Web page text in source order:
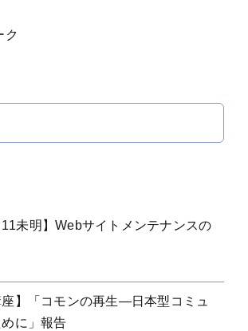
ク
11未明】Webサイトメンテナンスの
座】「コモンの再生―日本型コミュ
に」報告